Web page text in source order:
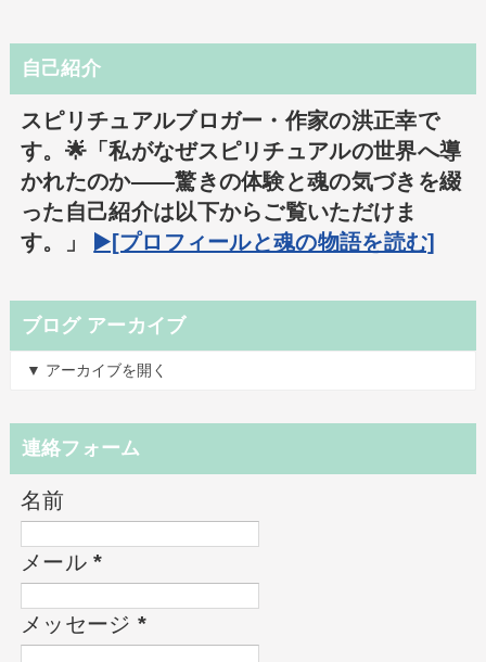
自己紹介
スピリチュアルブロガー・作家の洪正幸で
す。🌟「私がなぜスピリチュアルの世界へ導
かれたのか――驚きの体験と魂の気づきを綴
った自己紹介は以下からご覧いただけま
す。」
▶️[プロフィールと魂の物語を読む]
ブログ アーカイブ
▼ アーカイブを開く
連絡フォーム
名前
メール*
メッセージ *